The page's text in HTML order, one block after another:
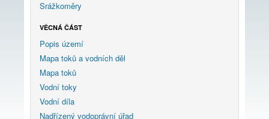
Srážkoměry
VĚCNÁ ČÁST
Popis území
Mapa toků a vodních děl
Mapa toků
Vodní toky
Vodní díla
Nadřízený vodoprávní úřad